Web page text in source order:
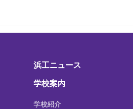
浜工ニュース
学校案内
学校紹介